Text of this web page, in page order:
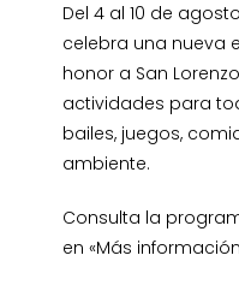
Del 4 al 10 de
celebra una nueva
honor a San
actividades para
bailes, juegos,
ambiente.
Consulta la
en «Más